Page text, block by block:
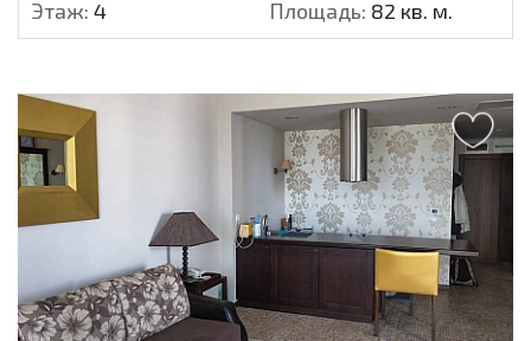
Этаж: 4 Площадь: 82 кв. м.